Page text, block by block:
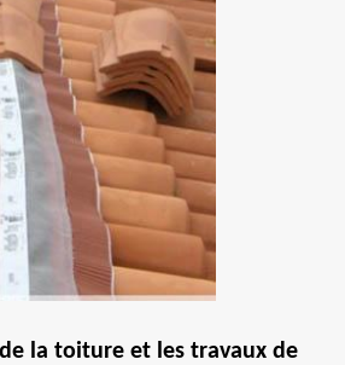
la toiture et les travaux de